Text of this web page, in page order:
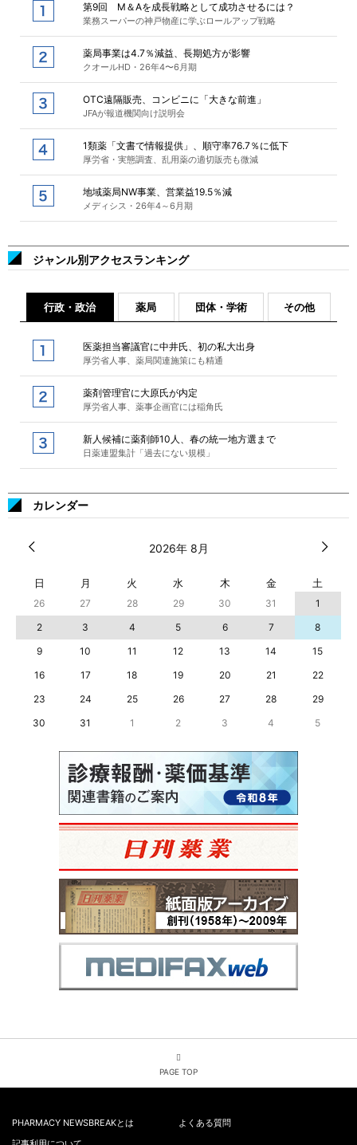
第9回 M＆Aを成長戦略として成功させるには？
業務スーパーの神戸物産に学ぶロールアップ戦略
薬局事業は4.7％減益、長期処方が影響
クオールHD・26年4〜6月期
OTC遠隔販売、コンビニに「大きな前進」
JFAが報道機関向け説明会
1類薬「文書で情報提供」、順守率76.7％に低下
厚労省・実態調査、乱用薬の適切販売も微減
地域薬局NW事業、営業益19.5％減
メディシス・26年4～6月期
ジャンル別アクセスランキング
行政・政治 薬局 団体・学術 その他
医薬担当審議官に中井氏、初の私大出身
厚労省人事、薬局関連施策にも精通
薬剤管理官に大原氏が内定
厚労省人事、薬事企画官には稲角氏
新人候補に薬剤師10人、春の統一地方選まで
日薬連盟集計「過去にない規模」
カレンダー
2026年 8月
日 月 火 水 木 金 土
26 27 28 29 30 31
1
2
3 4 5 6 7
8
9
10 11 12 13 14
15
16
17 18 19 20 21
22
23
24 25 26 27 28
29
30
31 1 2 3 4 5
PAGE TOP
PHARMACY NEWSBREAKとは
よくある質問